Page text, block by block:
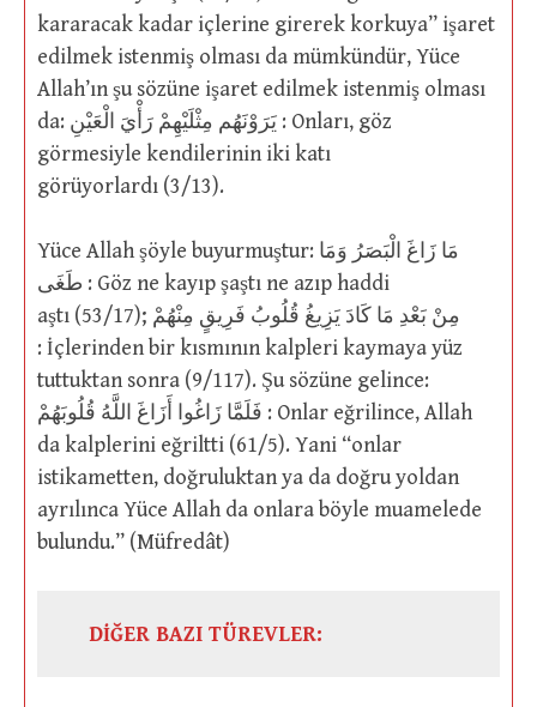
kararacak kadar içlerine girerek korkuya” işaret
edilmek istenmiş olması da mümkündür, Yüce
Allah’ın şu sözüne işaret edilmek istenmiş olması
da: يَرَوْنَهُم مِثْلَيْهِمْ رَأْيَ الْعَيْنِ : Onları, göz
görmesiyle kendilerinin iki katı
görüyorlardı (3/13).
Yüce Allah şöyle buyurmuştur: مَا زَاغَ الْبَصَرُ وَمَا
طَغَى : Göz ne kayıp şaştı ne azıp haddi
aştı (53/17); مِنْ بَعْدِ مَا كَادَ يَزِيغُ قُلُوبُ فَرِيقٍ مِنْهُمْ
: İçlerinden bir kısmının kalpleri kaymaya yüz
tuttuktan sonra (9/117). Şu sözüne gelince:
فَلَمَّا زَاغُوا أَزَاغَ اللَّهُ قُلُوبَهُمْ : Onlar eğrilince, Allah
da kalplerini eğriltti (61/5). Yani “onlar
istikametten, doğruluktan ya da doğru yoldan
ayrılınca Yüce Allah da onlara böyle muamelede
bulundu.” (Müfredât)
DİĞER BAZI TÜREVLER: